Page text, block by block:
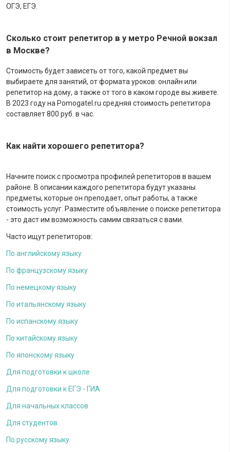
ОГЭ, ЕГЭ.
Сколько стоит репетитор в у метро Речной вокзал
в Москве?
Стоимость будет зависеть от того, какой предмет вы
выбираете для занятий, от формата уроков: онлайн или
репетитор на дому, а также от того в каком городе вы живете.
В 2023 году на Pomogatel.ru cредняя стоимость репетитора
составляет 800 руб. в час.
Как найти хорошего репетитора?
Начните поиск с просмотра профилей репетиторов в вашем
районе. В описании каждого репетитора будут указаны
предметы, которые он преподает, опыт работы, а также
стоимость услуг. Разместите объявление о поиске репетитора
- это даст им возможность самим связаться с вами.
Часто ищут репетиторов:
По английскому языку
По французскому языку
По немецкому языку
По итальянскому языку
По испанскому языку
По китайскому языку
По японскому языку
Для подготовки к школе
Для подготовки к ЕГЭ - ГИА
Для начальных классов
Для студентов
По русскому языку